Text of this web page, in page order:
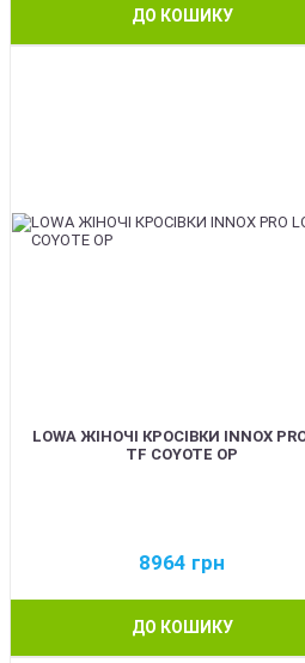
ДО КОШИКУ
LOWA ЖІНОЧІ КРОСІВКИ INNOX
TF COYOTE OP
8964 грн
ДО КОШИКУ